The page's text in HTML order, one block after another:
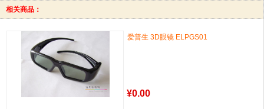
相关商品：
爱普生 3D眼镜 ELPGS01
¥0.00